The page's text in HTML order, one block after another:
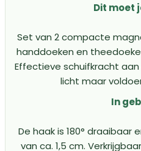
Dit moet
Set van 2 compacte
handdoeken en
Effectieve schuifkracht
licht maar
In
De haak is 180°
van ca. 1,5 cm.